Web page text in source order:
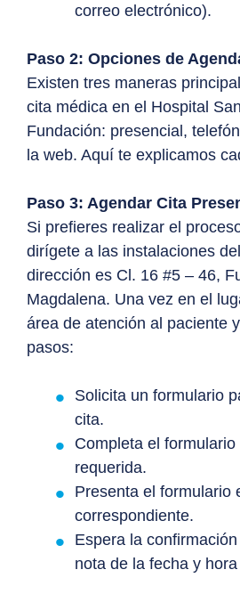
correo electrónico).
Paso 2: Opciones de
Existen tres maneras
cita médica en el Hospital
Fundación: presencial,
la web. Aquí te explicamos
Paso 3: Agendar Cita
Si prefieres realizar el
dirígete a las instalaciones
dirección es Cl. 16 #5 – 46,
Magdalena. Una vez en el
área de atención al paciente
pasos:
Solicita un formulario
cita.
Completa el
requerida.
Presenta el formulario
correspondiente.
Espera la
nota de la fecha y